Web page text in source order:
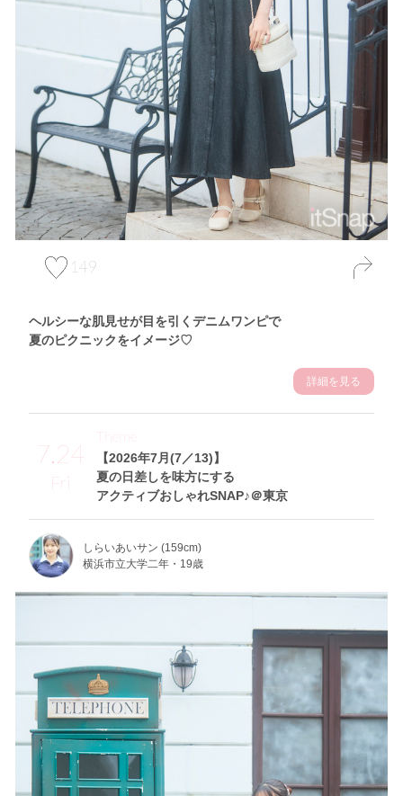
149
ヘルシーな肌見せが目を引くデニムワンピで
夏のピクニックをイメージ♡
詳細を見る
7.24
Fri
【2026年7月(7／13)】
夏の日差しを味方にする
アクティブおしゃれSNAP♪＠東京
Theme
しらいあいサン (159cm)
横浜市立大学二年・19歳